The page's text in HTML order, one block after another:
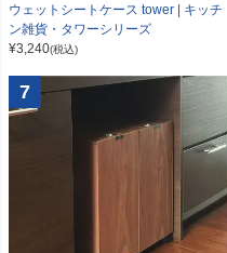
ウェットシートケース tower | キッチ
ン雑貨・タワーシリーズ
¥3,240(税込)
7